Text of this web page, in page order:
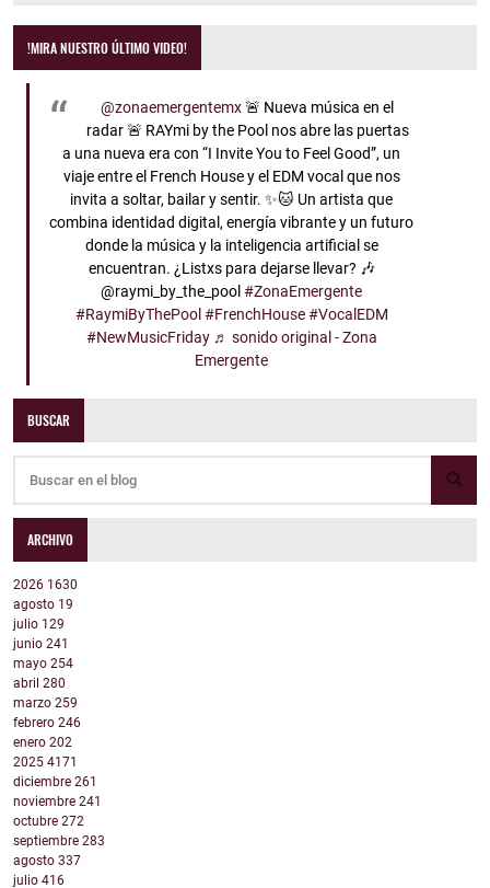
!MIRA NUESTRO ÚLTIMO VIDEO!
@zonaemergentemx🚨 Nueva música en el
radar 🚨 RAYmi by the Pool nos abre las puertas
a una nueva era con “I Invite You to Feel Good”, un
viaje entre el French House y el EDM vocal que nos
invita a soltar, bailar y sentir. ✨🐱 Un artista que
combina identidad digital, energía vibrante y un futuro
donde la música y la inteligencia artificial se
encuentran. ¿Listxs para dejarse llevar? 🎶
@raymi_by_the_pool #ZonaEmergente
#RaymiByThePool #FrenchHouse #VocalEDM
#NewMusicFriday ♬ sonido original - Zona
Emergente
BUSCAR
ARCHIVO
2026 1630
agosto 19
julio 129
junio 241
mayo 254
abril 280
marzo 259
febrero 246
enero 202
2025 4171
diciembre 261
noviembre 241
octubre 272
septiembre 283
agosto 337
julio 416